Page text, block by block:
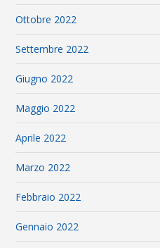
Ottobre 2022
Settembre 2022
Giugno 2022
Maggio 2022
Aprile 2022
Marzo 2022
Febbraio 2022
Gennaio 2022